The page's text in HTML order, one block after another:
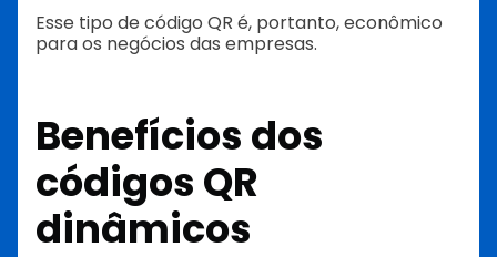
Esse tipo de código QR é, portanto, econômico
para os negócios das empresas.
Benefícios dos
códigos QR
dinâmicos